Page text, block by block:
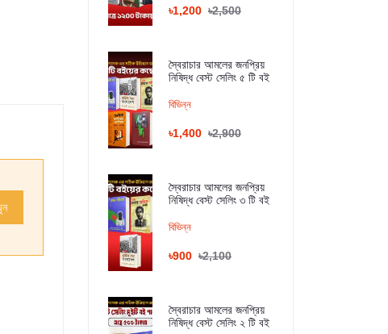
৳1,200 ৳2,500
স্বৈরাচার আমলের জনপ্রিয়
নিষিদ্ধ বেস্ট সেলিং ৫ টি বই
বিভিন্ন
৳1,400 ৳2,900
স্বৈরাচার আমলের জনপ্রিয়
নিষিদ্ধ বেস্ট সেলিং ৩ টি বই
বিভিন্ন
৳900 ৳2,100
স্বৈরাচার আমলের জনপ্রিয়
নিষিদ্ধ বেস্ট সেলিং ২ টি বই